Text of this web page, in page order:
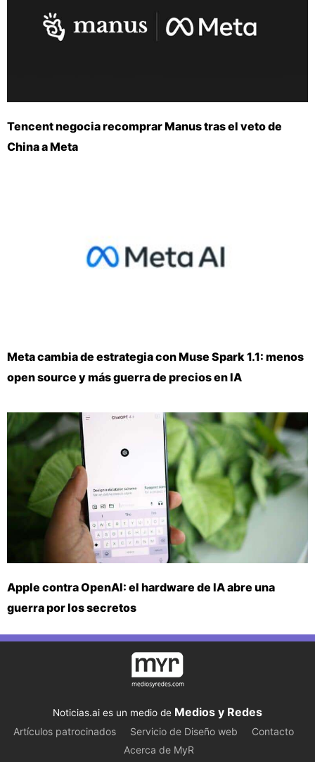
Tencent negocia recomprar Manus tras el veto de
China a Meta
Meta cambia de estrategia con Muse Spark 1.1: menos
open source y más guerra de precios en IA
Apple contra OpenAI: el hardware de IA abre una
guerra por los secretos
Noticias.ai es un medio de Medios y Redes
Artículos patrocinados Servicio de Diseño web
Contacto
Acerca de MyR